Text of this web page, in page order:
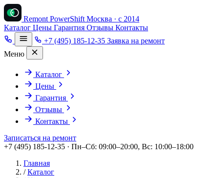
Remont PowerShift Москва · с 2014
Каталог Цены Гарантия Отзывы Контакты
+7 (495) 185-12-35 Заявка на ремонт
Меню
Каталог
Цены
Гарантия
Отзывы
Контакты
Записаться на ремонт
+7 (495) 185-12-35 · Пн–Сб: 09:00–20:00, Вс: 10:00–18:00
Главная
/ Каталог